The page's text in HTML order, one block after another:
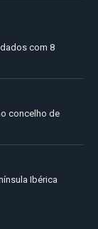
com 8
concelho de
Ibérica